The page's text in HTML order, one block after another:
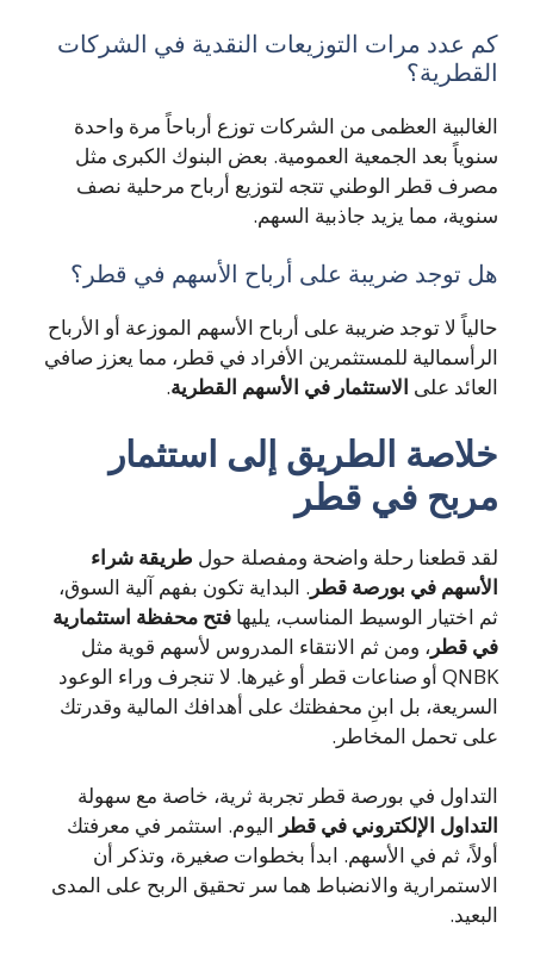
كم عدد مرات التوزيعات النقدية في الشركات
القطرية؟
الغالبية العظمى من الشركات توزع أرباحاً مرة واحدة
سنوياً بعد الجمعية العمومية. بعض البنوك الكبرى مثل
مصرف قطر الوطني تتجه لتوزيع أرباح مرحلية نصف
سنوية، مما يزيد جاذبية السهم.
هل توجد ضريبة على أرباح الأسهم في قطر؟
حالياً لا توجد ضريبة على أرباح الأسهم الموزعة أو الأرباح
الرأسمالية للمستثمرين الأفراد في قطر، مما يعزز صافي
العائد على الاستثمار في الأسهم القطرية.
خلاصة الطريق إلى استثمار
مربح في قطر
لقد قطعنا رحلة واضحة ومفصلة حول طريقة شراء
الأسهم في بورصة قطر . البداية تكون بفهم آلية السوق،
ثم اختيار الوسيط المناسب، يليها فتح محفظة استثمارية
في قطر ، ومن ثم الانتقاء المدروس لأسهم قوية مثل
QNBK أو صناعات قطر أو غيرها. لا تنجرف وراء الوعود
السريعة، بل ابنِ محفظتك على أهدافك المالية وقدرتك
على تحمل المخاطر.
التداول في بورصة قطر تجربة ثرية، خاصة مع سهولة
التداول الإلكتروني في قطر اليوم. استثمر في معرفتك
أولاً، ثم في الأسهم. ابدأ بخطوات صغيرة، وتذكر أن
الاستمرارية والانضباط هما سر تحقيق الربح على المدى
البعيد.